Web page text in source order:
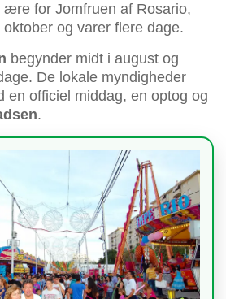
ære for Jomfruen af Rosario,
og varer flere dage.
begynder midt i august og
De lokale myndigheder
en officiel middag, en optog og
.